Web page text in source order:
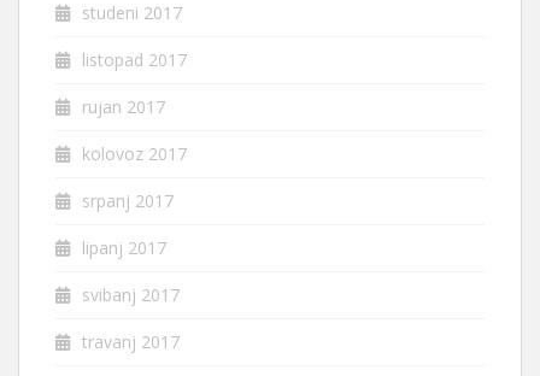
studeni 2017
listopad 2017
rujan 2017
kolovoz 2017
srpanj 2017
lipanj 2017
svibanj 2017
travanj 2017